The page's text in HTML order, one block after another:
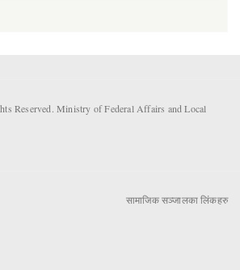
Reserved. Ministry of Federal Affairs and Local
सामाजिक सञ्जालका लिंकहरु